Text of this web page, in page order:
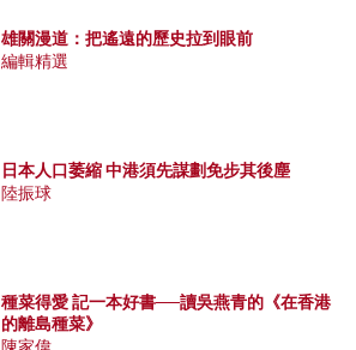
雄關漫道：把遙遠的歷史拉到眼前
編輯精選
日本人口萎縮 中港須先謀劃免步其後塵
陸振球
種菜得愛 記一本好書──讀吳燕青的《在香港
的離島種菜》
陳家偉